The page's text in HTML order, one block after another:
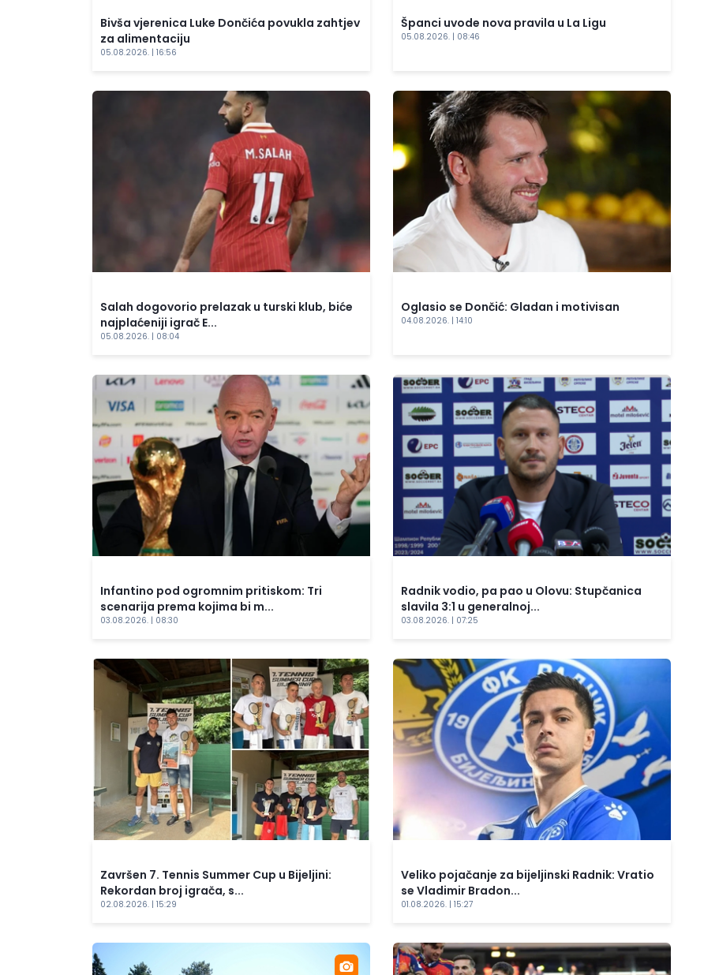
Bivša vjerenica Luke Dončića povukla zahtjev
za alimentaciju
05.08.2026. | 16:56
Španci uvode nova pravila u La Ligu
05.08.2026. | 08:46
Salah dogovorio prelazak u turski klub, biće
najplaćeniji igrač E...
05.08.2026. | 08:04
Oglasio se Dončić: Gladan i motivisan
04.08.2026. | 14:10
Infantino pod ogromnim pritiskom: Tri
scenarija prema kojima bi m...
03.08.2026. | 08:30
Radnik vodio, pa pao u Olovu: Stupčanica
slavila 3:1 u generalnoj...
03.08.2026. | 07:25
Završen 7. Tennis Summer Cup u Bijeljini:
Rekordan broj igrača, s...
02.08.2026. | 15:29
Veliko pojačanje za bijeljinski Radnik: Vratio
se Vladimir Bradon...
01.08.2026. | 15:27